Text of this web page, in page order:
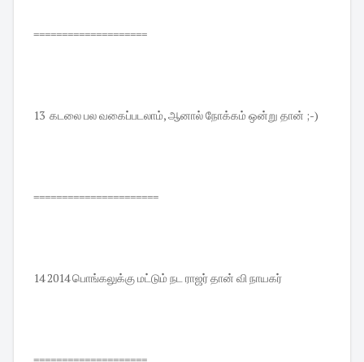
====================
13 கடலை பல வகைப்படலாம், ஆனால் நோக்கம் ஒன்று தான் ;-)
======================
14 2014 பொங்கலுக்கு மட்டும் நட ராஜர் தான் வி நாயகர்